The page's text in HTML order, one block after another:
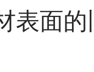
表面